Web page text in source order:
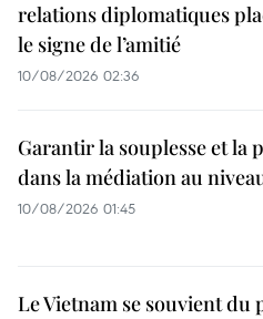
relations diplomatiques
le signe de l’amitié
10/08/2026 02:36
Garantir la souplesse et la
dans la médiation au
10/08/2026 01:45
Le Vietnam se souvient du